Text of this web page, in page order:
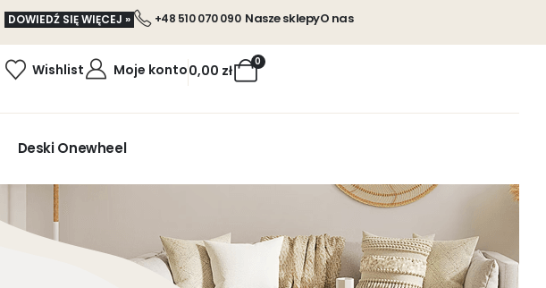
DOWIEDŹ SIĘ WIĘCEJ » +48 510 070 090 Nasze sklepyO nas
Wishlist Moje konto 0
0,00 zł
Deski Onewheel